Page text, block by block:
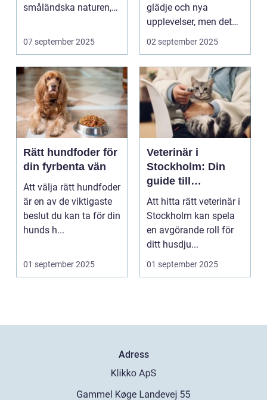
småländska naturen,
07 september 2025
glädje och nya
upplevelser, men det
st&aum...
02 september 2025
Rätt hundfoder för
din fyrbenta vän
Att välja rätt hundfoder
är en av de viktigaste
beslut du kan ta för din
hunds h...
01 september 2025
Veterinär i
Stockholm: Din
guide till
djursjukvård i
huvudstaden
Att hitta rätt veterinär i
Stockholm kan spela
en avgörande roll för
ditt husdju...
01 september 2025
Adress